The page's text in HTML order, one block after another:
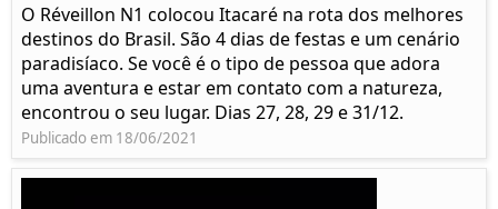
O Réveillon N1 colocou Itacaré na rota dos melhores
destinos do Brasil. São 4 dias de festas e um cenário
paradisíaco. Se você é o tipo de pessoa que adora
uma aventura e estar em contato com a natureza,
encontrou o seu lugar. Dias 27, 28, 29 e 31/12.
Publicado em 18/06/2021